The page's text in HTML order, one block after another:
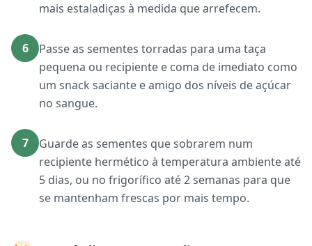
mais estaladiças à medida que arrefecem.
6
Passe as sementes torradas para uma taça
pequena ou recipiente e coma de imediato como
um snack saciante e amigo dos níveis de açúcar
no sangue.
7
Guarde as sementes que sobrarem num
recipiente hermético à temperatura ambiente até
5 dias, ou no frigorífico até 2 semanas para que
se mantenham frescas por mais tempo.